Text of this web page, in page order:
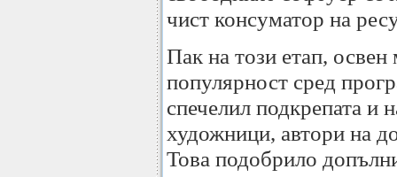
чист консуматор на
Пак на този етап,
популярност сред
спечелил подкрепата и
художници, автори на
Това подобрило